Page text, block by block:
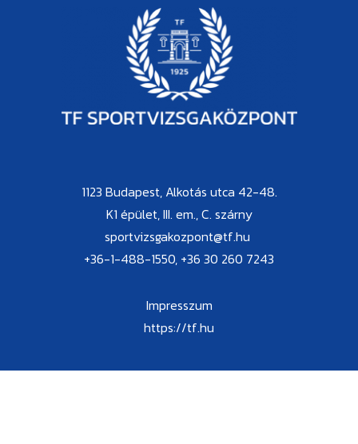
1123 Budapest, Alkotás utca 42-48.
K1 épület, III. em., C. szárny
sportvizsgakozpont@tf.hu
+36-1-488-1550, +36 30 260 7243
Impresszum
https://tf.hu